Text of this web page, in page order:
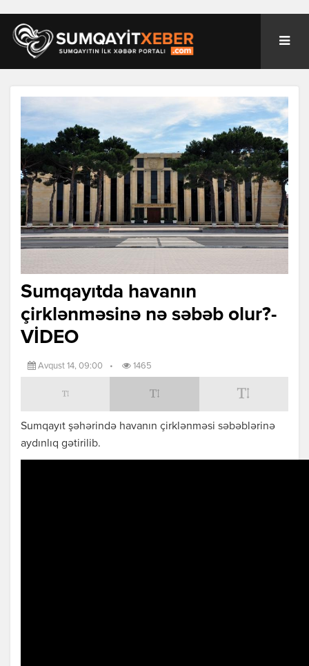
Sumqayıtda havanın
çirklənməsinə nə səbəb olur?-
VİDEO
Avqust 14, 09:00 • 1465
Sumqayıt şəhərində havanın çirklənməsi səbəblərinə
aydınlıq gətirilib.